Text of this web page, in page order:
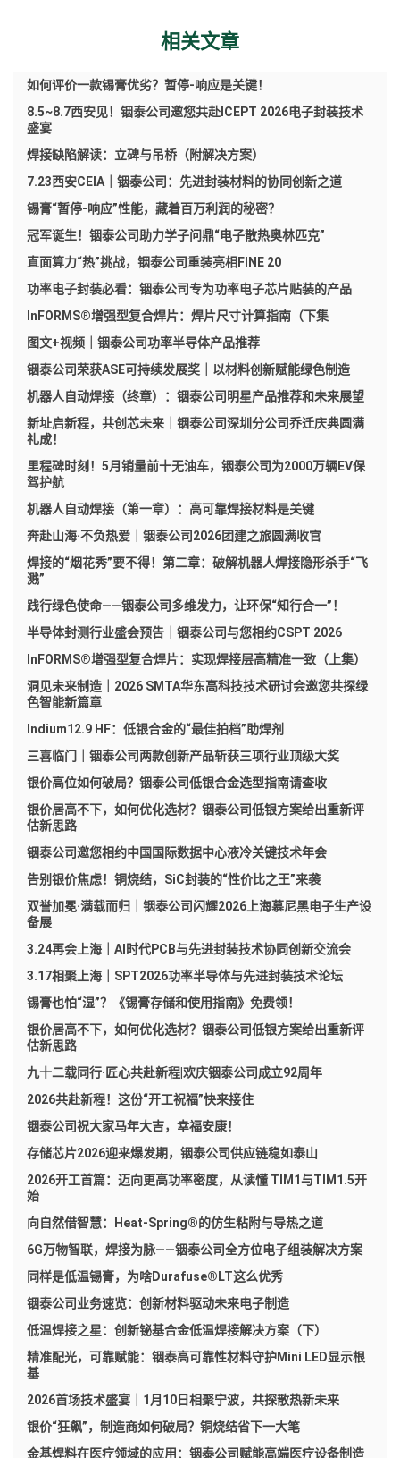
相关文章
如何评价一款锡膏优劣？暂停-响应是关键！
8.5~8.7西安见！铟泰公司邀您共赴ICEPT 2026电子封装技术
盛宴
焊接缺陷解读：立碑与吊桥（附解决方案）
7.23西安CEIA｜铟泰公司：先进封装材料的协同创新之道
锡膏“暂停-响应”性能，藏着百万利润的秘密？
冠军诞生！铟泰公司助力学子问鼎“电子散热奥林匹克”
直面算力“热”挑战，铟泰公司重装亮相FINE 20
功率电子封装必看：铟泰公司专为功率电子芯片贴装的产品
InFORMS®增强型复合焊片：焊片尺寸计算指南（下集
图文+视频｜铟泰公司功率半导体产品推荐
铟泰公司荣获ASE可持续发展奖｜以材料创新赋能绿色制造
机器人自动焊接（终章）：铟泰公司明星产品推荐和未来展望
新址启新程，共创芯未来｜铟泰公司深圳分公司乔迁庆典圆满
礼成！
里程碑时刻！5月销量前十无油车，铟泰公司为2000万辆EV保
驾护航
机器人自动焊接（第一章）：高可靠焊接材料是关键
奔赴山海·不负热爱｜铟泰公司2026团建之旅圆满收官
焊接的“烟花秀”要不得！第二章：破解机器人焊接隐形杀手“飞
溅”
践行绿色使命——铟泰公司多维发力，让环保“知行合一”！
半导体封测行业盛会预告｜铟泰公司与您相约CSPT 2026
InFORMS®增强型复合焊片：实现焊接层高精准一致（上集）
洞见未来制造｜2026 SMTA华东高科技技术研讨会邀您共探绿
色智能新篇章
Indium12.9 HF：低银合金的“最佳拍档”助焊剂
三喜临门｜铟泰公司两款创新产品斩获三项行业顶级大奖
银价高位如何破局？铟泰公司低银合金选型指南请查收
银价居高不下，如何优化选材？铟泰公司低银方案给出重新评
估新思路
铟泰公司邀您相约中国国际数据中心液冷关键技术年会
告别银价焦虑！铜烧结，SiC封装的“性价比之王”来袭
双誉加冕·满载而归｜铟泰公司闪耀2026上海慕尼黑电子生产设
备展
3.24再会上海｜AI时代PCB与先进封装技术协同创新交流会
3.17相聚上海｜SPT2026功率半导体与先进封装技术论坛
锡膏也怕“湿”？《锡膏存储和使用指南》免费领！
银价居高不下，如何优化选材？铟泰公司低银方案给出重新评
估新思路
九十二载同行·匠心共赴新程|欢庆铟泰公司成立92周年
2026共赴新程！这份“开工祝福”快来接住
铟泰公司祝大家马年大吉，幸福安康！
存储芯片2026迎来爆发期，铟泰公司供应链稳如泰山
2026开工首篇：迈向更高功率密度，从读懂 TIM1与TIM1.5开
始
向自然借智慧：Heat-Spring®的仿生粘附与导热之道
6G万物智联，焊接为脉——铟泰公司全方位电子组装解决方案
同样是低温锡膏，为啥Durafuse®LT这么优秀
铟泰公司业务速览：创新材料驱动未来电子制造
低温焊接之星：创新铋基合金低温焊接解决方案（下）
精准配光，可靠赋能：铟泰高可靠性材料守护Mini LED显示根
基
2026首场技术盛宴｜1月10日相聚宁波，共探散热新未来
银价“狂飙”，制造商如何破局？铜烧结省下一大笔
金基焊料在医疗领域的应用：铟泰公司赋能高端医疗设备制造